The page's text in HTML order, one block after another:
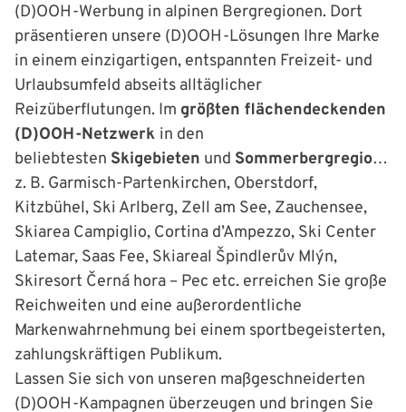
(D)OOH-Werbung in alpinen Bergregionen. Dort
präsentieren unsere (D)OOH-Lösungen Ihre Marke
in einem einzigartigen, entspannten Freizeit- und
Urlaubsumfeld abseits alltäglicher
Reizüberflutungen. Im größten flächendeckenden
(D)OOH-Netzwerk in den
beliebtesten Skigebieten und Sommerbergregionen
z. B. Garmisch-Partenkirchen, Oberstdorf,
Kitzbühel, Ski Arlberg, Zell am See, Zauchensee,
Skiarea Campiglio, Cortina d’Ampezzo, Ski Center
Latemar, Saas Fee, Skiareal Špindlerův Mlýn,
Skiresort Černá hora – Pec etc. erreichen Sie große
Reichweiten und eine außerordentliche
Markenwahrnehmung bei einem sportbegeisterten,
zahlungskräftigen Publikum.
Lassen Sie sich von unseren maßgeschneiderten
(D)OOH-Kampagnen überzeugen und bringen Sie